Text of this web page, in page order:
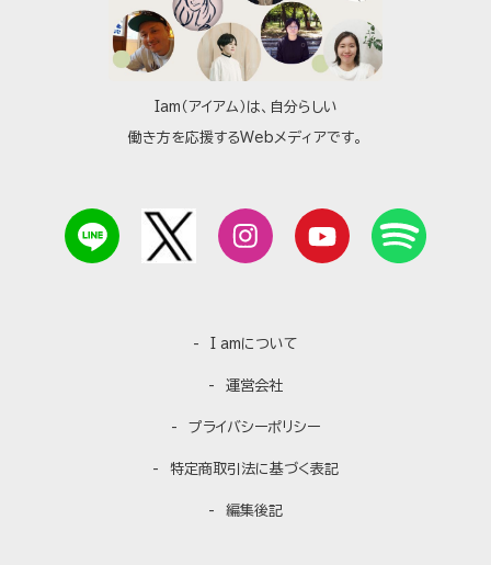
Iam（アイアム）は、自分らしい
働き方を応援するWebメディアです。
I amについて
運営会社
プライバシーポリシー
特定商取引法に基づく表記
編集後記